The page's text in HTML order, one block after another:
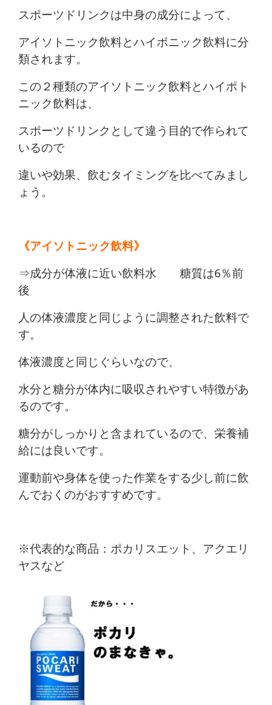
スポーツドリンクは中身の成分によって、
アイソトニック飲料とハイポニック飲料に分
類されます。
この２種類のアイソトニック飲料とハイポト
ニック飲料は、
スポーツドリンクとして違う目的で作られて
いるので
違いや効果、飲むタイミングを比べてみまし
ょう。
《アイソトニック飲料》
⇒成分が体液に近い飲料水 糖質は6％前
後
人の体液濃度と同じように調整された飲料で
す。
体液濃度と同じぐらいなので、
水分と糖分が体内に吸収されやすい特徴があ
るのです。
糖分がしっかりと含まれているので、栄養補
給には良いです。
運動前や身体を使った作業をする少し前に飲
んでおくのがおすすめです。
※代表的な商品：ポカリスエット、アクエリ
ヤスなど